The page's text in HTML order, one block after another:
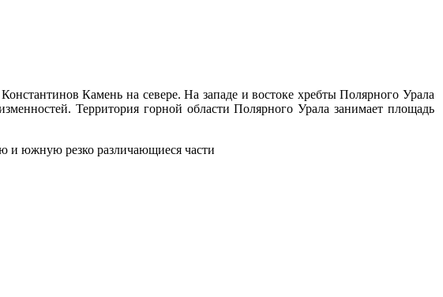
Камень на севере. На западе и востоке хребты Полярного Урала
Территория горной области Полярного Урала занимает площадь
и южную резко различающиеся части